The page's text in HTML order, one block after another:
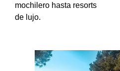
mochilero hasta resorts
de lujo.